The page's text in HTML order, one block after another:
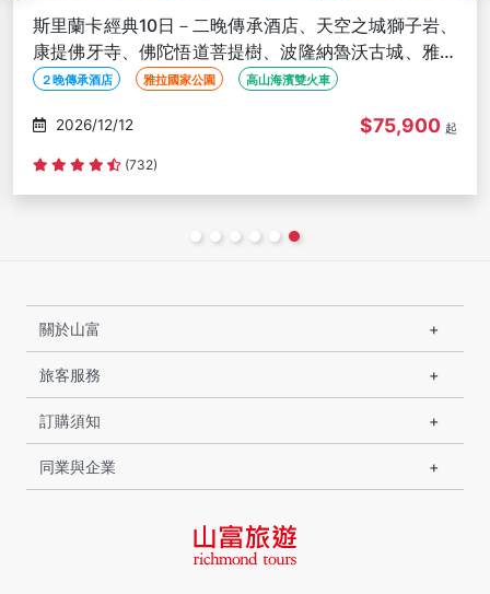
斯里蘭卡經典10日－二晚傳承酒店、天空之城獅子岩、
康提佛牙寺、佛陀悟道菩提樹、波隆納魯沃古城、雅拉
國家公園
２晚傳承酒店 雅拉國家公園 高山海濱雙火車
2026/12/12 $75,900 起
(732)
關於山富
旅客服務
訂購須知
同業與企業